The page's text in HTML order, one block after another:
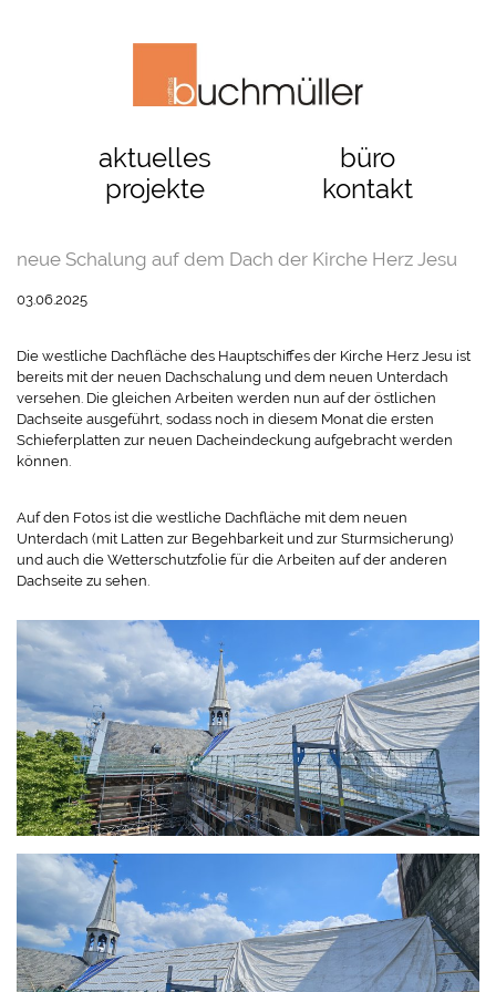
aktuelles
büro
projekte
kontakt
neue Schalung auf dem Dach der Kirche Herz Jesu
03.06.2025
Die westliche Dachfläche des Hauptschiffes der Kirche Herz Jesu ist
bereits mit der neuen Dachschalung und dem neuen Unterdach
versehen. Die gleichen Arbeiten werden nun auf der östlichen
Dachseite ausgeführt, sodass noch in diesem Monat die ersten
Schieferplatten zur neuen Dacheindeckung aufgebracht werden
können.
Auf den Fotos ist die westliche Dachfläche mit dem neuen
Unterdach (mit Latten zur Begehbarkeit und zur Sturmsicherung)
und auch die Wetterschutzfolie für die Arbeiten auf der anderen
Dachseite zu sehen.